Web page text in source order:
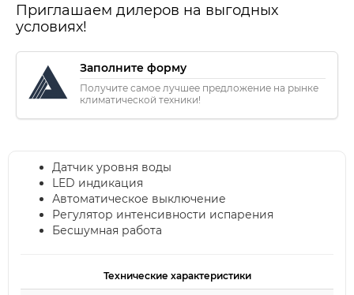
Приглашаем дилеров на выгодных
условиях!
Заполните форму
Получите самое лучшее предложение на рынке
климатической техники!
Датчик уровня воды
LED индикация
Автоматическое выключение
Регулятор интенсивности испарения
Бесшумная работа
Технические характеристики